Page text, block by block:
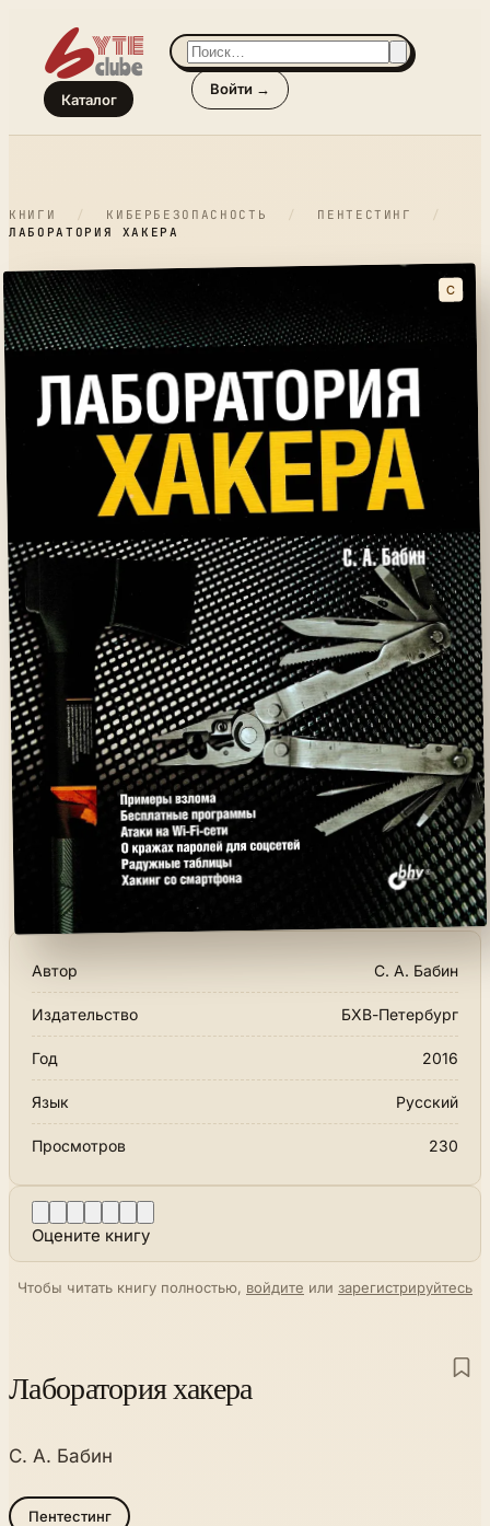
Каталог
Войти →
КНИГИ / КИБЕРБЕЗОПАСНОСТЬ / ПЕНТЕСТИНГ
/
ЛАБОРАТОРИЯ ХАКЕРА
C
Автор С. А. Бабин
Издательство БХВ-Петербург
Год 2016
Язык Русский
Просмотров 230
Оцените книгу
Чтобы читать книгу полностью, войдите или зарегистрируйтесь
Лаборатория хакера
С. А. Бабин
Пентестинг